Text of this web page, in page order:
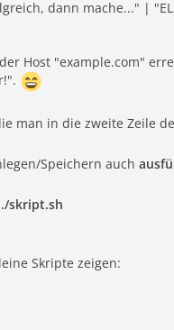
dann mache..." |
Host "example.com"
man in die zweite Zeile
Speichern auch
./skript.sh
Skripte zeigen: